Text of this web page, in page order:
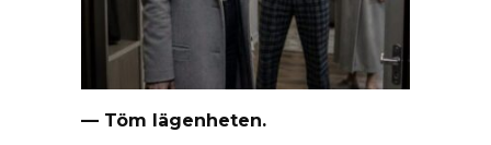
— Töm lägenheten.